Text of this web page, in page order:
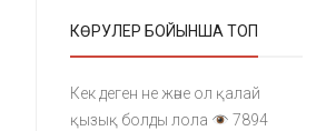
КӨРУЛЕР БОЙЫНША ТОП
Кек деген не және ол қалай
қызық болды лола
7894